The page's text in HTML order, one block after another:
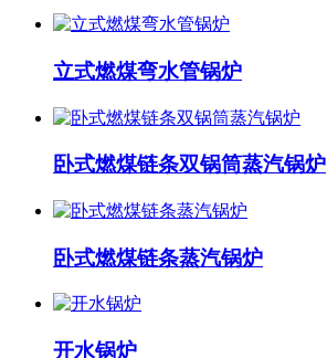
立式燃煤弯水管锅炉
卧式燃煤链条双锅筒蒸汽锅炉
卧式燃煤链条蒸汽锅炉
开水锅炉